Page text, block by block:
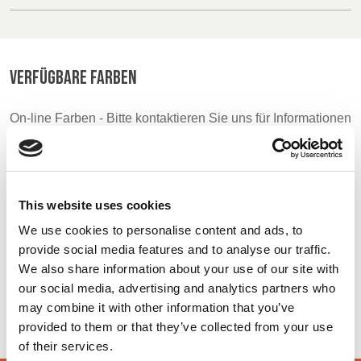
This website uses cookies
We use cookies to personalise content and ads, to
provide social media features and to analyse our traffic.
We also share information about your use of our site with
our social media, advertising and analytics partners who
may combine it with other information that you’ve
provided to them or that they’ve collected from your use
of their services.
ICELAND,
NORWAY &
VERFÜGBARE FARBEN
On-line Farben - Bitte kontaktieren Sie uns für Informationen
über neue Ergänzungen der Farbpalette , die über den
speziellen Farbstoff-Service einschließlich derjenigen, die
auf Aufträge Mindest meterage unterliegen können
Orange
48298
Charcoal
48449
Royal Box
Navy
48383